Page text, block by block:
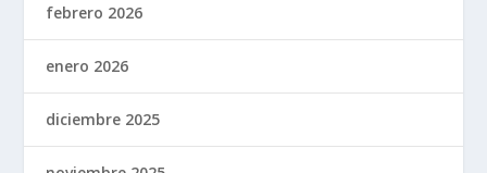
febrero 2026
enero 2026
diciembre 2025